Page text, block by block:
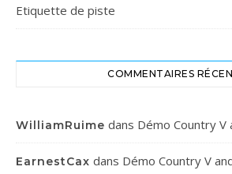
Etiquette de piste
COMMENTAIRES
WilliamRuime dans Démo Country V
EarnestCax dans Démo Country V